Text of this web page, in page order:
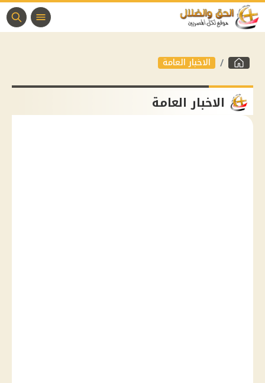
الاخبار العامة
الاخبار العامة